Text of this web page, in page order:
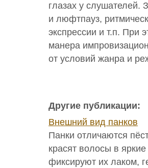
глазах у слушателей.
и люфтпауз,
экспрессии и т.п. При
манера
от условий жанра и
Другие публикации:
Внешний вид панков
Панки отличаются
красят волосы в
фиксируют их лаком,